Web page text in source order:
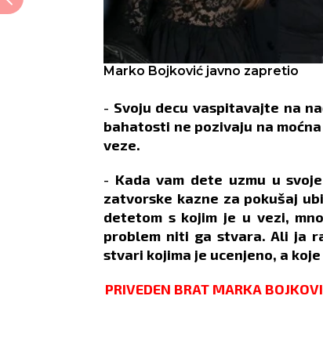
Marko Bojković javno zapretio
- Svoju decu vaspitavajte na
bahatosti ne pozivaju na
veze.
- Kada vam dete uzmu u
zatvorske kazne za pokušaj
detetom s kojim je u vezi,
problem niti ga stvara. Ali ja
stvari kojima je ucenjeno, a
PRIVEDEN BRAT MARKA